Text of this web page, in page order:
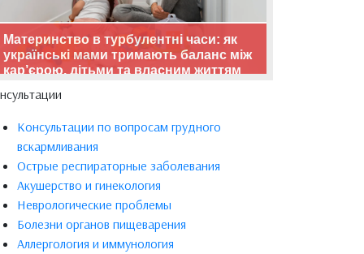
Материнство в турбулентні часи: як
українські мами тримають баланс між
кар’єрою, дітьми та власним життям
Консультации по вопросам грудного
вскармливания
Острые респираторные заболевания
Акушерство и гинекология
Неврологические проблемы
Болезни органов пищеварения
Аллергология и иммунология